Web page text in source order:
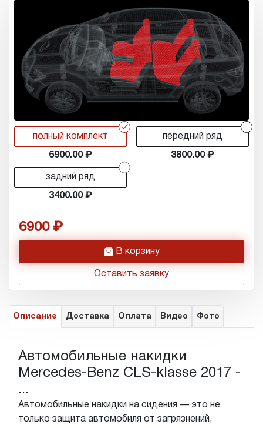
r
полный комплект
6900.00
передний ряд
3800.00
задний ряд
3400.00
6900
h В корзину
Оставить заявку
Описание Доставка Оплата Видео Фото
Автомобильные накидки
Mercedes-Benz CLS-klasse 2017 -
...
Автомобильные накидки на сидения — это не
только защита автомобиля от загрязнений,